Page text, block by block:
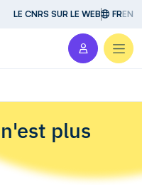
LE CNRS SUR LE WEB FREN
plus